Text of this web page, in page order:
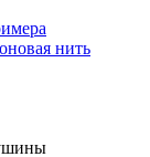
нить